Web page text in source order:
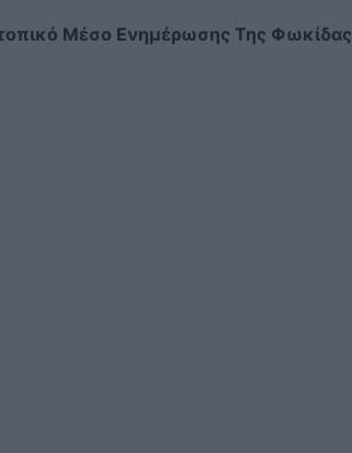
Μέσο Ενημέρωσης Της Φωκίδας